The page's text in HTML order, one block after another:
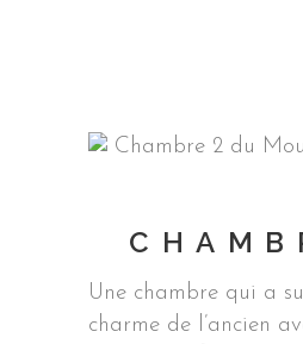
Une chambre qui a
charme de l’ancien